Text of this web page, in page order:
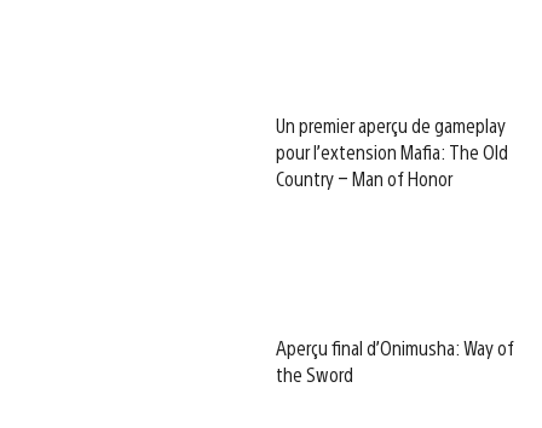
Un premier aperçu de gameplay
pour l’extension Mafia: The Old
Country – Man of Honor
Aperçu final d’Onimusha: Way of
the Sword